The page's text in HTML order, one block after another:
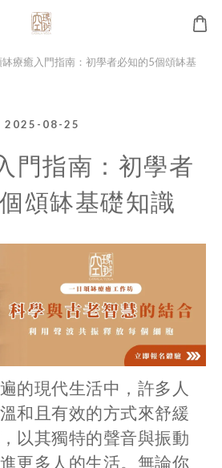
缽療癒入門指南：初學者必知的5個頌缽基
2025-08-25
門指南：初學者
頌缽基礎知識
的現代生活中，許多人
和且有效的方式來舒緩
，以其獨特的聲音與振動
更多人的生活。無論你